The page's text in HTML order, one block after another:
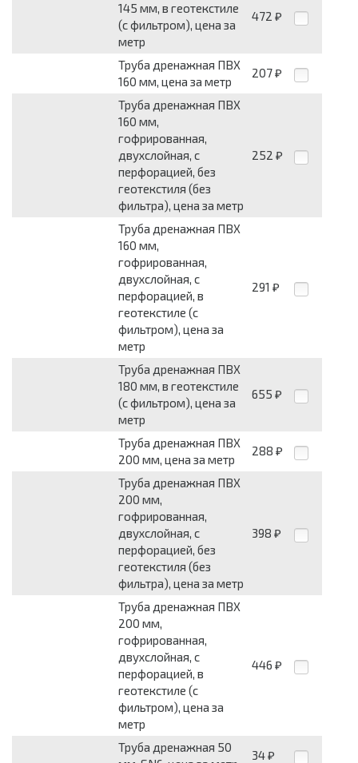
145 мм, в геотекстиле
(с фильтром), цена за
метр
472 ₽
Труба дренажная ПВХ
160 мм, цена за метр
207 ₽
Труба дренажная ПВХ
160 мм,
гофрированная,
двухслойная, с
перфорацией, без
геотекстиля (без
фильтра), цена за метр
252 ₽
Труба дренажная ПВХ
160 мм,
гофрированная,
двухслойная, с
перфорацией, в
геотекстиле (с
фильтром), цена за
метр
291 ₽
Труба дренажная ПВХ
180 мм, в геотекстиле
(с фильтром), цена за
метр
655 ₽
Труба дренажная ПВХ
200 мм, цена за метр
288 ₽
Труба дренажная ПВХ
200 мм,
гофрированная,
двухслойная, с
перфорацией, без
геотекстиля (без
фильтра), цена за метр
398 ₽
Труба дренажная ПВХ
200 мм,
гофрированная,
двухслойная, с
перфорацией, в
геотекстиле (с
фильтром), цена за
метр
446 ₽
Труба дренажная 50
34 ₽